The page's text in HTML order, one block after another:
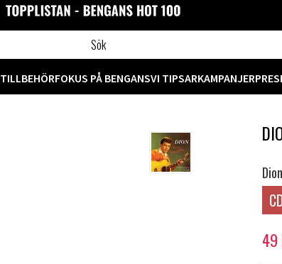
TILLBEHÖRFOKUS PÅ BENGANSVI TIPSARKAMPANJER
Dion
49